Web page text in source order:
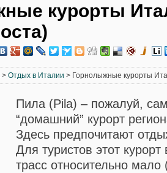
курорты
> Отдых в Италии > Горнолыжные курорты
Пила (Pila) – пожалуй,
“домашний” курорт
Здесь предпочитают
Для туристов этот
трасс относительно мало